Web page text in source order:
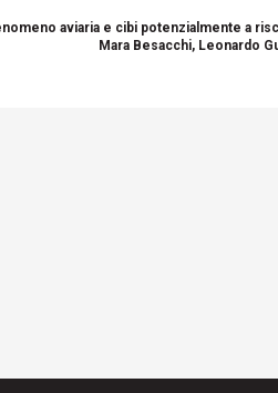
aviaria e cibi potenzialmente a
Mara Besacchi, Leonardo